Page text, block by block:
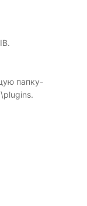
папку-